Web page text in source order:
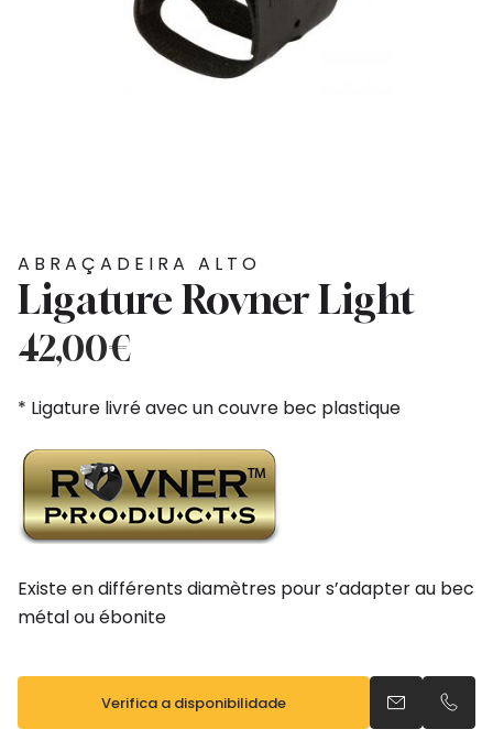
ABRAÇADEIRA ALTO
Ligature Rovner Light
42,00€
* Ligature livré avec un couvre bec plastique
Existe en différents diamètres pour s’adapter au bec
métal ou ébonite
Verifica a disponibilidade Envia um e-